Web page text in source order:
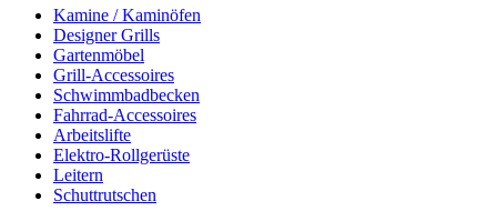
Kamine / Kaminöfen
Designer Grills
Gartenmöbel
Grill-Accessoires
Schwimmbadbecken
Fahrrad-Accessoires
Arbeitslifte
Elektro-Rollgerüste
Leitern
Schuttrutschen